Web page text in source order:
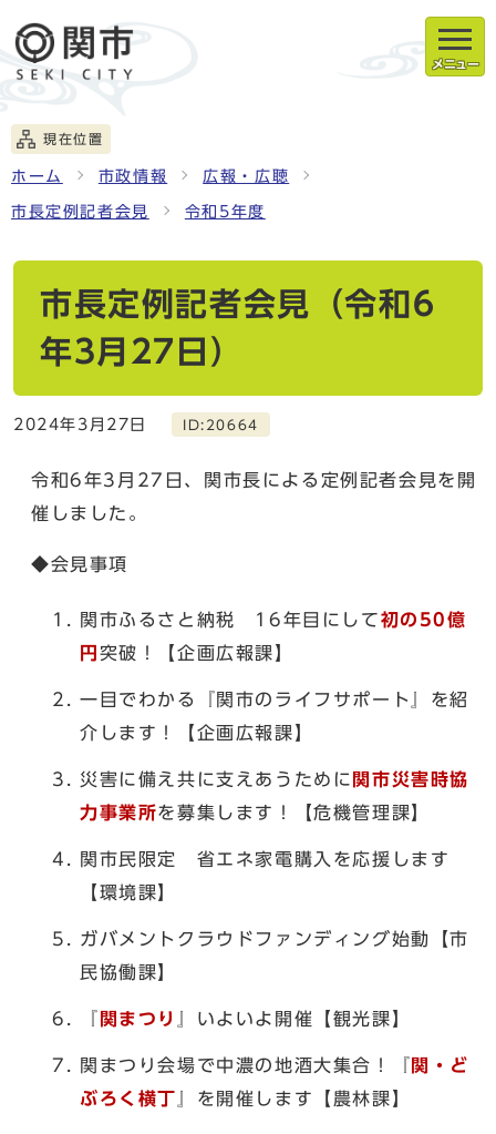
メニュー
現在位置
ホーム 市政情報 広報・広聴
市長定例記者会見 令和5年度
市長定例記者会見（令和6
年3月27日）
2024年3月27日 ID:20664
令和6年3月27日、関市長による定例記者会見を開
催しました。
◆会見事項
関市ふるさと納税 16年目にして初の50億
円 突破！【企画広報課】
一目でわかる『関市のライフサポート』を紹
介します！【企画広報課】
災害に備え共に支えあうために 関市災害時協
力事業所を募集します！【危機管理課】
関市民限定 省エネ家電購入を応援します
【環境課】
ガバメントクラウドファンディング始動【市
民協働課】
『 関まつり 』いよいよ開催【観光課】
関まつり会場で中濃の地酒大集合！『関・ど
ぶろく横丁 』を開催します【農林課】